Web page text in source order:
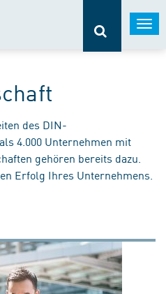
des DIN-
4.000 Unternehmen mit
gehören bereits dazu.
Erfolg Ihres Unternehmens.